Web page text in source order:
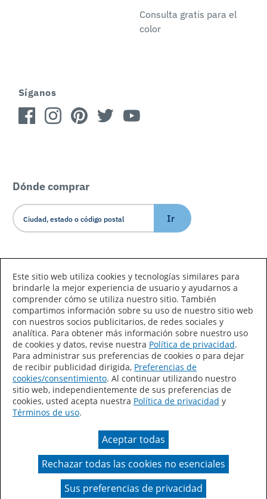
Consulta gratis para el
color
Síganos
Dónde comprar
Ir
Declaración de accesibilidad
Mapa del sitio
Términos de uso
Privacidad
Sus preferencias de privacidad
Ley de Cadenas de Suministro de California
Un color real puede variar en comparación con la
presentación en pantalla.
Este sitio web utiliza cookies y tecnologías similares para
brindarle la mejor experiencia de usuario y ayudarnos a
comprender cómo se utiliza nuestro sitio. También
compartimos información sobre su uso de nuestro sitio web
con nuestros socios publicitarios, de redes sociales y
analítica. Para obtener más información sobre nuestro uso
de cookies y datos, revise nuestra Política de privacidad.
Para administrar sus preferencias de cookies o para dejar
de recibir publicidad dirigida, Preferencias de
cookies/consentimiento. Al continuar utilizando nuestro
sitio web, independientemente de sus preferencias de
cookies, usted acepta nuestra Política de privacidad y
Términos de uso.
Aceptar todas
Rechazar todas las cookies no esenciales
Sus preferencias de privacidad